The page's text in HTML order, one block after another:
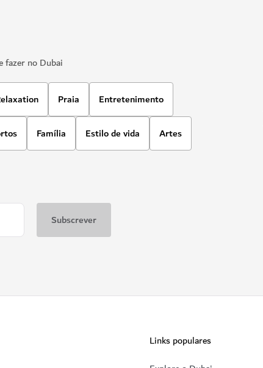
fazer no Dubai
Praia Entretenimento
Família Estilo de vida Artes
Links populares